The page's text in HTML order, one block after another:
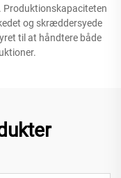
Produktionskapaciteten
og skræddersyede
til at håndtere både